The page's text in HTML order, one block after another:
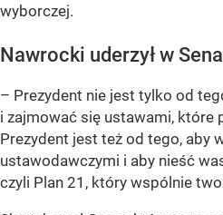
wyborczej.
Nawrocki uderzył w
– Prezydent nie jest tylko od
i zajmować się ustawami, które
Prezydent jest też od tego, aby
ustawodawczymi i aby nieść
czyli Plan 21, który wspólnie